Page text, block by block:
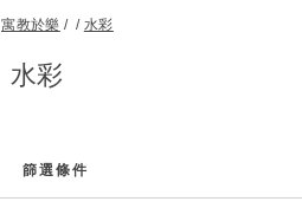
寓教於樂 水彩
水彩
篩選條件